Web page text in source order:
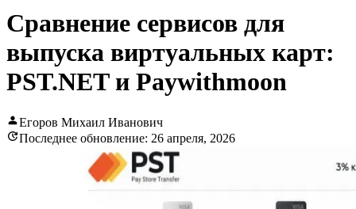
Сравнение сервисов для
выпуска виртуальных карт:
PST.NET и Paywithmoon
Егоров Михаил Иванович
Последнее обновление: 26 апреля, 2026